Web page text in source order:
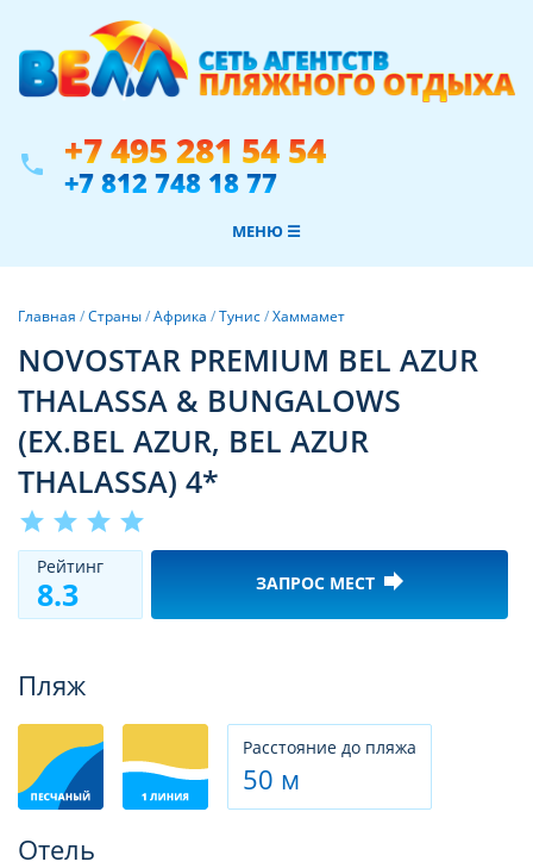
phone +7 495 281 54 54
+7 812 748 18 77
МЕНЮ ☰
Главная /Страны/Африка /Тунис/Хаммамет
NOVOSTAR PREMIUM BEL AZUR
THALASSA & BUNGALOWS
(EX.BEL AZUR, BEL AZUR
THALASSA) 4*
star star star star
Рeйтинг
8.3 ЗАПРОС МЕСТ forward
Пляж
Расстояние до пляжа
50 м
Отель